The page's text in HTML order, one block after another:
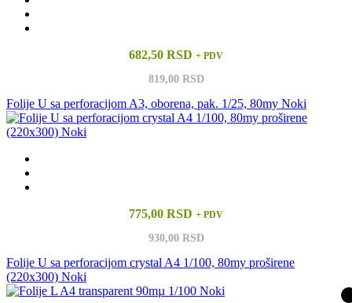
682,50 RSD + PDV
819,00 RSD
Folije U sa perforacijom A3, oborena, pak. 1/25, 80my Noki
775,00 RSD + PDV
930,00 RSD
Folije U sa perforacijom crystal A4 1/100, 80my proširene
(220x300) Noki